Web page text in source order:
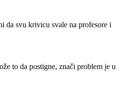
da svu krivicu svale na profesore i
to da postigne, znači problem je u